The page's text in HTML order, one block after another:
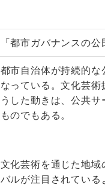
「都市ガバナンスの
都市自治体が持続的な
なっている。文化芸術
うした動きは、公共
ものでもある。
文化芸術を通じた地域
バルが注目されている